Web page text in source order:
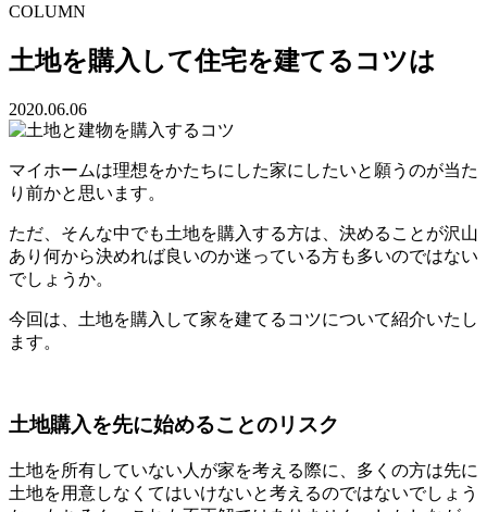
COLUMN
土地を購入して住宅を建てるコツは
2020.06.06
マイホームは理想をかたちにした家にしたいと願うのが当た
り前かと思います。
ただ、そんな中でも土地を購入する方は、決めることが沢山
あり何から決めれば良いのか迷っている方も多いのではない
でしょうか。
今回は、土地を購入して家を建てるコツについて紹介いたし
ます。
土地購入を先に始めることのリスク
土地を所有していない人が家を考える際に、多くの方は先に
土地を用意しなくてはいけないと考えるのではないでしょう